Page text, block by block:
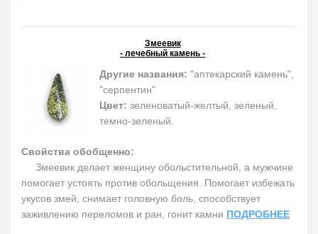
Змеевик
- лечебный камень -
Другие названия: "аптекарский камень",
"серпентин"
Цвет: зеленоватый-желтый, зеленый,
темно-зеленый.
Свойства обобщенно:
Змеевик делает женщину обольстительной, а мужчине
помогает устоять против обольщения. Помогает избежать
укусов змей, снимает головную боль, способствует
заживлению переломов и ран, гонит камни ПОДРОБНЕЕ